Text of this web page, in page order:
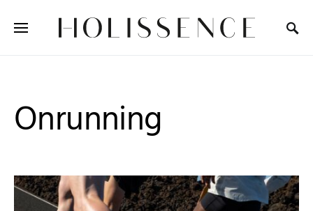
Onrunning